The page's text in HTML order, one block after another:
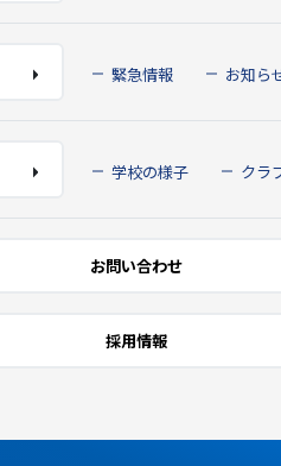
緊急情報 お知ら
学校の様子 クラ
お問い合わせ
採用情報